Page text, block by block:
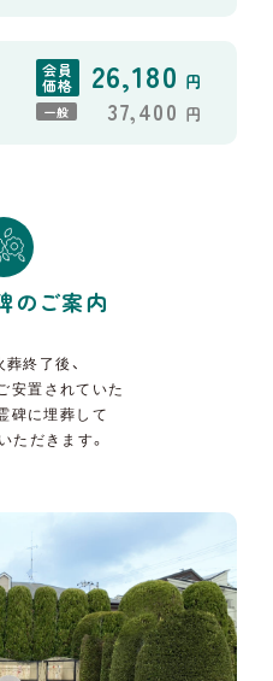
会員
価格 26,180 円
一般 37,400 円
のご案内
終了後、
安置されていた
碑に埋葬して
ただきます。